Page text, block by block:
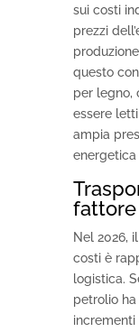
sui costi
prezzi
questo
per legno,
essere
ampia
fattore
Nel 2026,
costi è
logistica.
petrolio
incrementi